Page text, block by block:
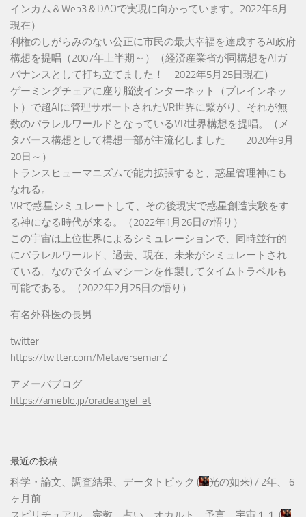
インカム＆Web3＆DAOで実現に向かっています。2022年6月
現在）
利権のしがらみのない公正に市民の最大幸福を達成するAI政府
構想を提唱（2007年上半期～）（経済産業省が同構想をAIガ
バナンスとして打ち立てました！ 2022年5月25日現在）
ゲーミングチェアに座り脳波インターネット（ブレインネッ
ト）で超AIに管理サポートされたVR世界に繋がり、それが無
数のパラレルワールドとなっているVR世界構想を提唱。（メ
タバース構想として構想一部が主流化しました 2020年9月
20日～）
トランスヒューマニズムで能力拡張すると、惑星管理神にも
なれる。
VRで惑星シミュレートして、その後現実で惑星創造実験をす
る神になる時代が来る。（2022年1月26日の悟り）
この宇宙は上位世界によるシミュレーションで、同時並行的
にパラレルワールド、過去、現在、未来がシミュレートされ
ている。なのでタイムマシーンを作製してタイムトラベルも
可能である。（2022年2月25日の悟り）
有名外科医の長男
twitter
https://twitter.com/MetaversemanZ
アメーバブログ
https://ameblo.jp/oracleangel-et
最近の投稿
科学・論文、調査結果、データトピック ( 光の如来) / 2年、 6
ヶ月前